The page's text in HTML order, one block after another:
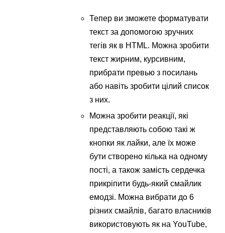
Тепер ви зможете форматувати
текст за допомогою зручних
тегів як в HTML. Можна зробити
текст жирним, курсивним,
прибрати превью з посилань
або навіть зробити цілий список
з них.
Можна зробити реакції, які
представляють собою такі ж
кнопки як лайки, але їх може
бути створено кілька на одному
пості, а також замість сердечка
прикріпити будь-який смайлик
емодзі. Можна вибрати до 6
різних смайлів, багато власників
використовують як на YouTube,